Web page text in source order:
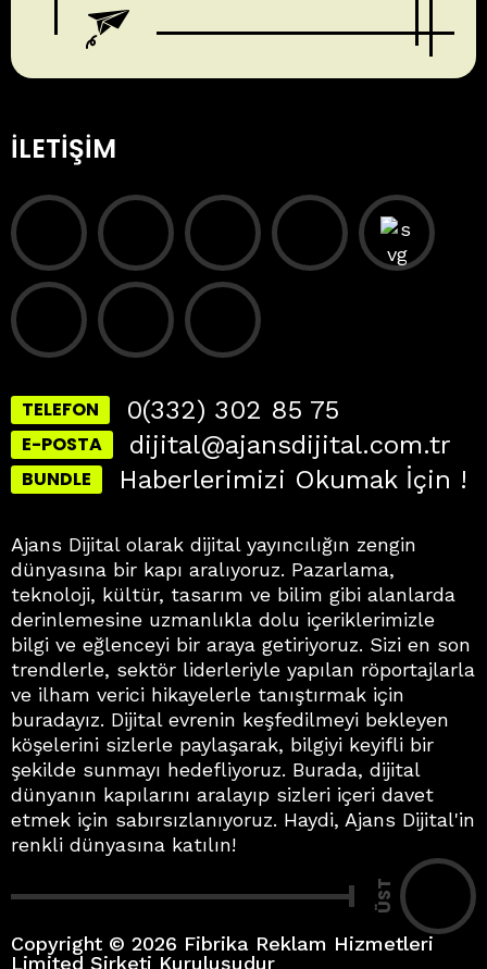
İLETIŞIM
TELEFON 0(332) 302 85 75
E-POSTA dijital@ajansdijital.com.tr
BUNDLE Haberlerimizi Okumak İçin !
Ajans Dijital olarak dijital yayıncılığın zengin
dünyasına bir kapı aralıyoruz. Pazarlama,
teknoloji, kültür, tasarım ve bilim gibi alanlarda
derinlemesine uzmanlıkla dolu içeriklerimizle
bilgi ve eğlenceyi bir araya getiriyoruz. Sizi en son
trendlerle, sektör liderleriyle yapılan röportajlarla
ve ilham verici hikayelerle tanıştırmak için
buradayız. Dijital evrenin keşfedilmeyi bekleyen
köşelerini sizlerle paylaşarak, bilgiyi keyifli bir
şekilde sunmayı hedefliyoruz. Burada, dijital
dünyanın kapılarını aralayıp sizleri içeri davet
etmek için sabırsızlanıyoruz. Haydi, Ajans Dijital'in
renkli dünyasına katılın!
ÜST
Copyright © 2026 Fibrika Reklam Hizmetleri
Limited Şirketi Kuruluşudur